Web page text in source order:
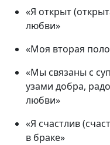
«Я открыт
любви»
«Моя вторая
«Мы связаны с
узами добра,
любви»
«Я счастлив
в браке»